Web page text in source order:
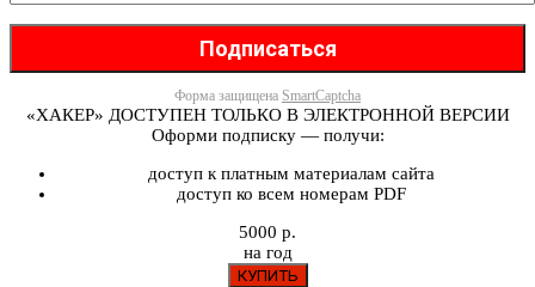
Форма защищена SmartCaptcha
«ХАКЕР» ДОСТУПЕН ТОЛЬКО В ЭЛЕКТРОННОЙ ВЕРСИИ
Оформи подписку — получи:
доступ к платным материалам сайта
доступ ко всем номерам PDF
5000 р.
на год